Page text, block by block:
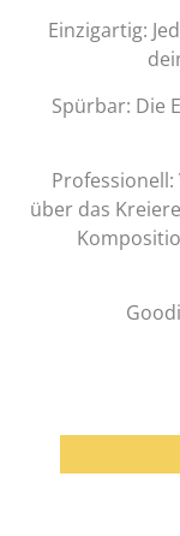
Einzigartig:
Spürbar: Die
über das